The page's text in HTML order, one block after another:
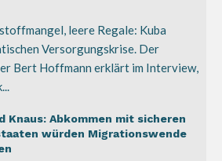
leere Regale: Kuba
Versorgungskrise. Der
Bert Hoffmann erklärt im Interview,
Knaus: Abkommen mit sicheren
würden Migrationswende